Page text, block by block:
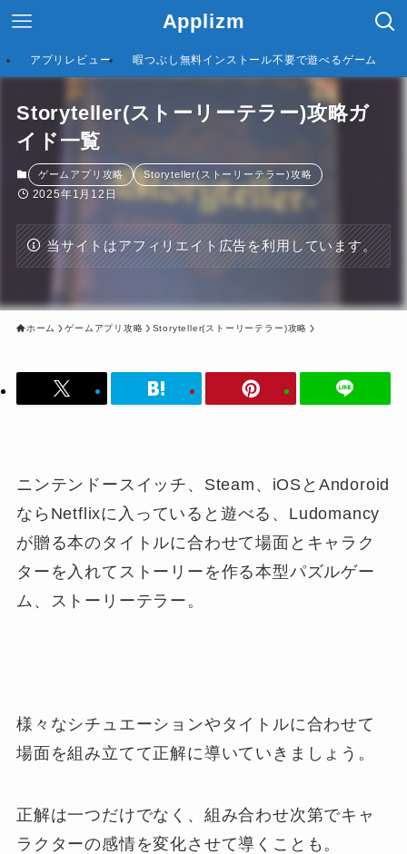
Applizm
アプリレビュー 暇つぶし無料インストール不要で遊べるゲーム
Storyteller(ストーリーテラー)攻略ガ
イド一覧
ゲームアプリ攻略 Storyteller(ストーリーテラー)攻略
2025年1月12日
当サイトはアフィリエイト広告を利用しています。
ホーム ゲームアプリ攻略 Storyteller(ストーリーテラー)攻略
ニンテンドースイッチ、Steam、iOSとAndoroid
ならNetflixに入っていると遊べる、Ludomancy
が贈る本のタイトルに合わせて場面とキャラク
ターを入れてストーリーを作る本型パズルゲー
ム、ストーリーテラー。
様々なシチュエーションやタイトルに合わせて
場面を組み立てて正解に導いていきましょう。
正解は一つだけでなく、組み合わせ次第でキャ
ラクターの感情を変化させて導くことも。